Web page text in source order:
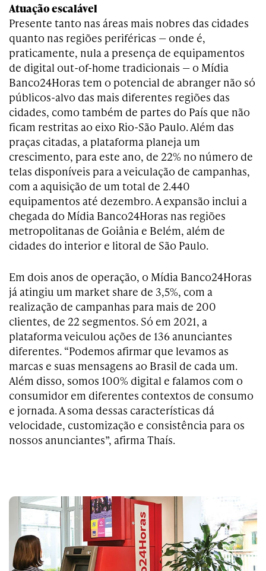
Atuação escalável
Presente tanto nas áreas mais nobres das cidades
quanto nas regiões periféricas — onde é,
praticamente, nula a presença de equipamentos
de digital out-of-home tradicionais — o Mídia
Banco24Horas tem o potencial de abranger não só
públicos-alvo das mais diferentes regiões das
cidades, como também de partes do País que não
ficam restritas ao eixo Rio-São Paulo. Além das
praças citadas, a plataforma planeja um
crescimento, para este ano, de 22% no número de
telas disponíveis para a veiculação de campanhas,
com a aquisição de um total de 2.440
equipamentos até dezembro. A expansão inclui a
chegada do Mídia Banco24Horas nas regiões
metropolitanas de Goiânia e Belém, além de
cidades do interior e litoral de São Paulo.
Em dois anos de operação, o Mídia Banco24Horas
já atingiu um market share de 3,5%, com a
realização de campanhas para mais de 200
clientes, de 22 segmentos. Só em 2021, a
plataforma veiculou ações de 136 anunciantes
diferentes. “Podemos afirmar que levamos as
marcas e suas mensagens ao Brasil de cada um.
Além disso, somos 100% digital e falamos com o
consumidor em diferentes contextos de consumo
e jornada. A soma dessas características dá
velocidade, customização e consistência para os
nossos anunciantes”, afirma Thaís.